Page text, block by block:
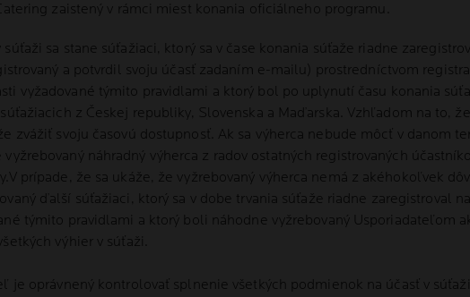
zaistený v rámci miest konania oficiálneho programu.
súťaži sa stane súťažiaci, ktorý sa v čase konania súťaže riadne
a potvrdil svoju účasť zadaním e-mailu) prostredníctvom
vyžadované týmito pravidlami a ktorý bol po uplynutí času konania
súťažiacich z Českej republiky, Slovenska a Maďarska. Vzhľadom na to,
zvážiť svoju časovú dostupnosť. Ak sa výherca nebude môcť v danom
vyžrebovaný náhradný výherca z radov ostatných registrovaných
prípade, že sa ukáže, že vyžrebovaný výherca nemá z akéhokoľvek
ďalší súťažiaci, ktorý sa v dobe trvania súťaže riadne zaregistroval
týmito pravidlami a ktorý boli náhodne vyžrebovaný Usporiadateľom
výhier v súťaži.
je oprávnený kontrolovať splnenie všetkých podmienok na účasť v